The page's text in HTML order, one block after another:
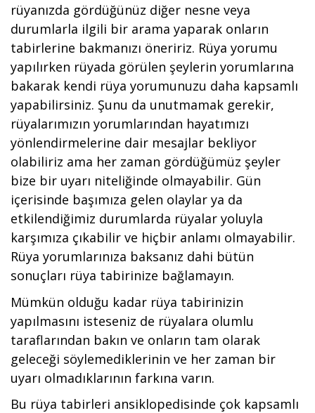
rüyanızda gördüğünüz diğer nesne veya
durumlarla ilgili bir arama yaparak onların
tabirlerine bakmanızı öneririz. Rüya yorumu
yapılırken rüyada görülen şeylerin yorumlarına
bakarak kendi rüya yorumunuzu daha kapsamlı
yapabilirsiniz. Şunu da unutmamak gerekir,
rüyalarımızın yorumlarından hayatımızı
yönlendirmelerine dair mesajlar bekliyor
olabiliriz ama her zaman gördüğümüz şeyler
bize bir uyarı niteliğinde olmayabilir. Gün
içerisinde başımıza gelen olaylar ya da
etkilendiğimiz durumlarda rüyalar yoluyla
karşımıza çıkabilir ve hiçbir anlamı olmayabilir.
Rüya yorumlarınıza baksanız dahi bütün
sonuçları rüya tabirinize bağlamayın.
Mümkün olduğu kadar rüya tabirinizin
yapılmasını isteseniz de rüyalara olumlu
taraflarından bakın ve onların tam olarak
geleceği söylemediklerinin ve her zaman bir
uyarı olmadıklarının farkına varın.
Bu rüya tabirleri ansiklopedisinde çok kapsamlı